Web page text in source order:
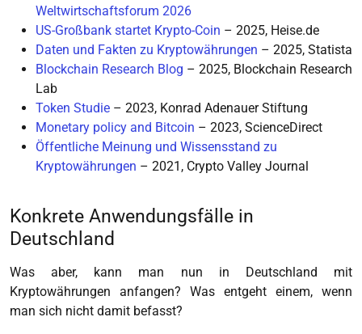
Weltwirtschaftsforum 2026
US-Großbank startet Krypto-Coin – 2025, Heise.de
Daten und Fakten zu Kryptowährungen – 2025, Statista
Blockchain Research Blog – 2025, Blockchain Research
Lab
Token Studie – 2023, Konrad Adenauer Stiftung
Monetary policy and Bitcoin – 2023, ScienceDirect
Öffentliche Meinung und Wissensstand zu
Kryptowährungen – 2021, Crypto Valley Journal
Konkrete Anwendungsfälle in
Deutschland
Was aber, kann man nun in Deutschland mit
Kryptowährungen anfangen? Was entgeht einem, wenn
man sich nicht damit befasst?